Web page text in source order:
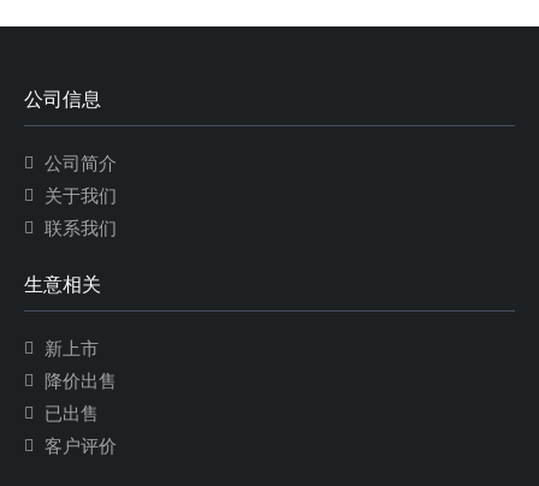
公司信息
公司简介
关于我们
联系我们
生意相关
新上市
降价出售
已出售
客户评价